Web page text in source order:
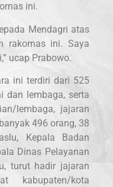
ini.
Mendagri atas
rakornas ini. Saya
ucap Prabowo.
ini terdiri dari 525
dan lembaga, serta
lembaga, jajaran
496 orang, 38
Kepala Badan
Dinas Pelayanan
turut hadir jajaran
kabupaten/kota